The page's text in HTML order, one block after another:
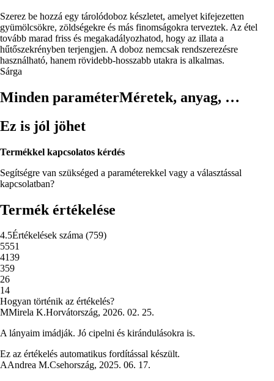
Szerez be hozzá egy tárolódoboz készletet, amelyet kifejezetten
gyümölcsökre, zöldségekre és más finomságokra terveztek. Az étel
tovább marad friss és megakadályozhatod, hogy az illata a
hűtőszekrényben terjengjen. A doboz nemcsak rendszerezésre
használható, hanem rövidebb-hosszabb utakra is alkalmas.
Sárga
Minden paraméterMéretek, anyag, …
Ez is jól jöhet
Termékkel kapcsolatos kérdés
Segítségre van szükséged a paraméterekkel vagy a választással
kapcsolatban?
Termék értékelése
4.5Értékelések száma (759)
5551
4139
359
26
14
Hogyan történik az értékelés?
MMirela K.Horvátország, 2026. 02. 25.
A lányaim imádják. Jó cipelni és kirándulásokra is.
Ez az értékelés automatikus fordítással készült.
AAndrea M.Csehország, 2025. 06. 17.